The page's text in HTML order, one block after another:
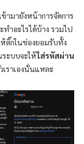
ามายังหน้าการจัดการ
ำอะไรได้บ้าง รวมไป
ติ๊กในช่องยอมรับทั้ง
ะบบจะให้ใส่รหัสผ่าน
ราเองนั่นแหละ